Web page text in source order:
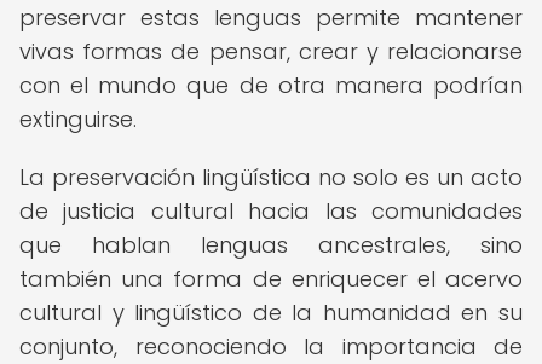
preservar estas lenguas permite mantener
vivas formas de pensar, crear y relacionarse
con el mundo que de otra manera podrían
extinguirse.
La preservación lingüística no solo es un acto
de justicia cultural hacia las comunidades
que hablan lenguas ancestrales, sino
también una forma de enriquecer el acervo
cultural y lingüístico de la humanidad en su
conjunto, reconociendo la importancia de